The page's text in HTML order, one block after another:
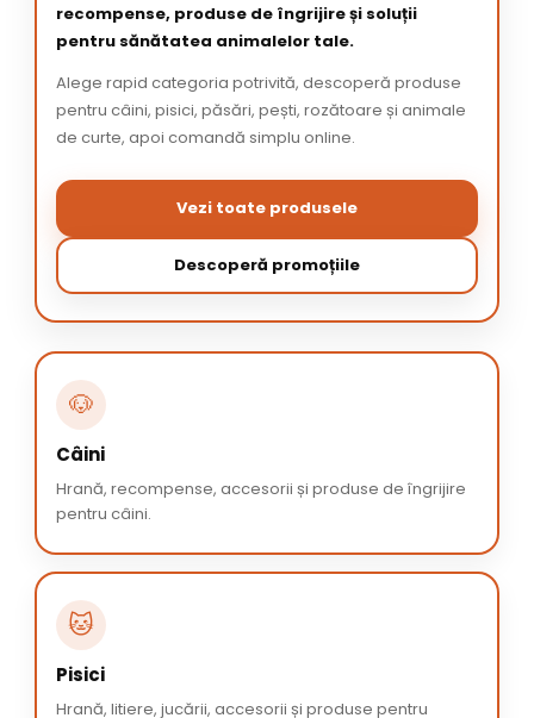
recompense, produse de îngrijire și soluții
pentru sănătatea animalelor tale.
Alege rapid categoria potrivită, descoperă produse
pentru câini, pisici, păsări, pești, rozătoare și animale
de curte, apoi comandă simplu online.
Vezi toate produsele
Descoperă promoțiile
🐶
Câini
Hrană, recompense, accesorii și produse de îngrijire
pentru câini.
🐱
Pisici
Hrană, litiere, jucării, accesorii și produse pentru